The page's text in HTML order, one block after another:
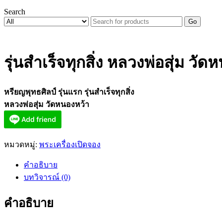
Search
Go
รุ่นสำเร็จทุกสิ่ง หลวงพ่อสุ่ม วัด
หรียญพุทธศิลป์ รุ่นแรก รุ่นสำเร็จทุกสิ่ง
หลวงพ่อสุ่ม วัดหนองหว้า
หมวดหมู่: พระเครื่องเปิดจอง
คำอธิบาย
บทวิจารณ์ (0)
คำอธิบาย